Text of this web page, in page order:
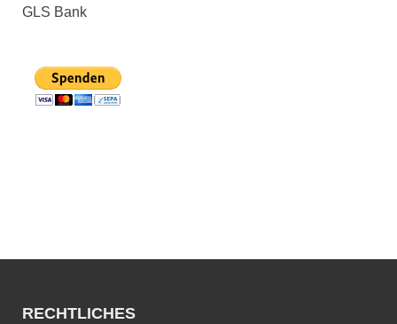
GLS Bank
RECHTLICHES